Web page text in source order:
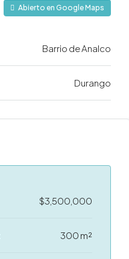
Abierto en Google Maps
Barrio de Analco
Durango
$3,500,000
300 m²